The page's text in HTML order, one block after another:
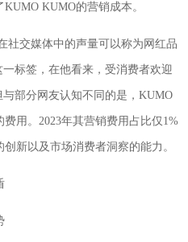
KUMO的营销成本。
交媒体中的声量可以称为网红品
标签，在他看来，受消费者欢迎
部分网友认知不同的是，KUMO
用。2023年其营销费用占比仅1%
新以及市场消费者洞察的能力。